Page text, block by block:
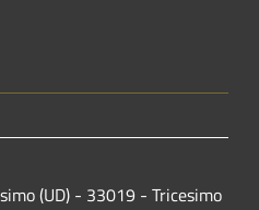
(UD) - 33019 - Tricesimo